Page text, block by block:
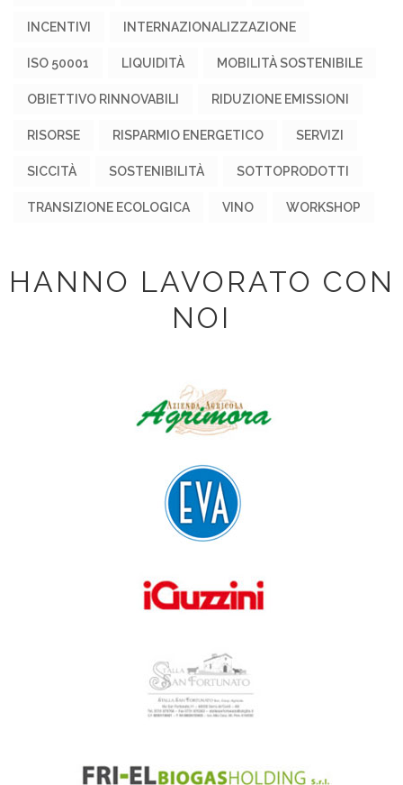
INCENTIVI INTERNAZIONALIZZAZIONE
ISO 50001 LIQUIDITÀ MOBILITÀ SOSTENIBILE
OBIETTIVO RINNOVABILI RIDUZIONE EMISSIONI
RISORSE RISPARMIO ENERGETICO SERVIZI
SICCITÀ SOSTENIBILITÀ SOTTOPRODOTTI
TRANSIZIONE ECOLOGICA VINO WORKSHOP
HANNO LAVORATO CON
NOI